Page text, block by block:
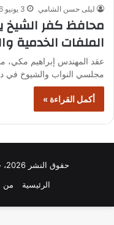
ليلى حسن الشامي 3 يونيو 2026
محافظ كفر الشيخ
الملفات الخدمية
عقد المهندس إبراهيم مكي،
مجلسي النواب والشيوخ في
أكمل القراءة »
حقوق النشر 2026، جميع الحقوق محفوظة © نبأ مصر
الرئيسية
من